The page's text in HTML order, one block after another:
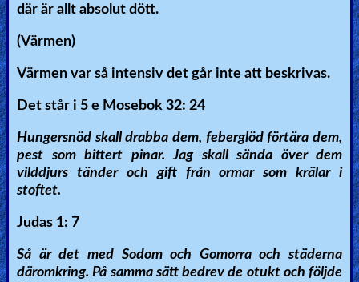
där är allt absolut dött.
(Värmen)
Värmen var så intensiv det går inte att beskrivas.
Det står i 5 e Mosebok 32: 24
Hungersnöd skall drabba dem, feberglöd förtära dem,
pest som bittert pinar. Jag skall sända över dem
vilddjurs tänder och gift från ormar som krälar i
stoftet.
Judas 1: 7
Så är det med Sodom och Gomorra och städerna
däromkring. På samma sätt bedrev de otukt och följde